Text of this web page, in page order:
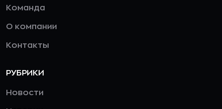
Команда
О компании
Контакты
РУБРИКИ
Новости